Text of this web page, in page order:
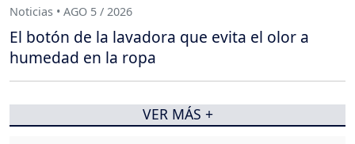
Noticias • AGO 5 / 2026
El botón de la lavadora que evita el olor a
humedad en la ropa
VER MÁS +